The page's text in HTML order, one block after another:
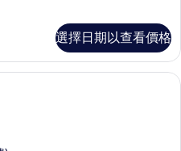
選擇日期以查看價格
時尚客房 | 低過敏寢具、迷你吧、書